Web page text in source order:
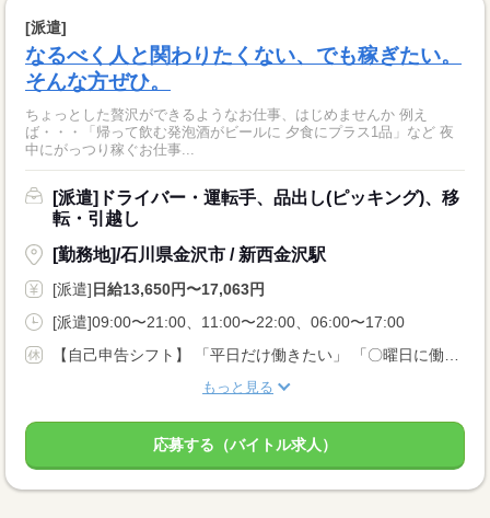
[派遣]
なるべく人と関わりたくない、でも稼ぎたい。
そんな方ぜひ。
ちょっとした贅沢ができるようなお仕事、はじめませんか 例え
ば・・・「帰って飲む発泡酒がビールに 夕食にプラス1品」など 夜
中にがっつり稼ぐお仕事...
[派遣]ドライバー・運転手、品出し(ピッキング)、移
転・引越し
[勤務地]/石川県金沢市 / 新西金沢駅
[派遣] 日給13,650円〜17,063円
[派遣]09:00〜21:00、11:00〜22:00、06:00〜17:00
【自己申告シフト】 「平日だけ働きたい」 「〇曜日に働きたい」 など、働き方は自分で選べます。 曜日・時間についてのご希望も 面談の際に教えてくださいね。 ※こちらは中型以上のお仕事の例です
もっと見る
応募する（バイトル求人）